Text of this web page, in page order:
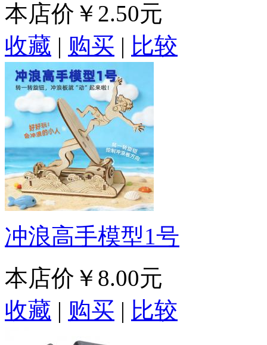
本店价 ￥2.50元
收藏 | 购买 | 比较
冲浪高手模型1号
本店价 ￥8.00元
收藏 | 购买 | 比较